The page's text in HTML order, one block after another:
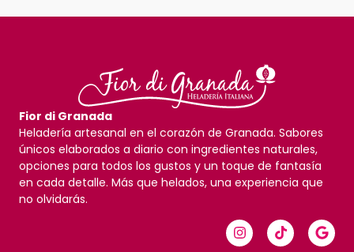
Fior di Granada
Heladería artesanal en el corazón de Granada. Sabores
únicos elaborados a diario con ingredientes naturales,
opciones para todos los gustos y un toque de fantasía
en cada detalle. Más que helados, una experiencia que
no olvidarás.